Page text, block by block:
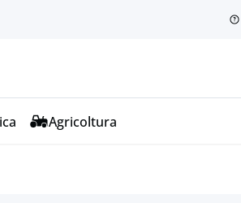
Agricoltura